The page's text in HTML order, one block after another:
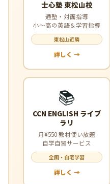
士心塾 東松山校
通塾・対面指導
小〜高の英語＆学習指導
東松山近隣
詳しく →
📚
CCN ENGLISH ライブ
ラリ
月¥550 教材使い放題
自学自習サービス
全国・自宅学習
詳しく →